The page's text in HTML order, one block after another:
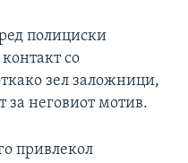
полициски
со
зел заложници,
за неговиот мотив.
привлекол